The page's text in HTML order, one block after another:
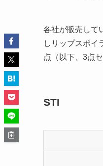
各社が販売して
しリップスポイ
点（以下、3点
STI